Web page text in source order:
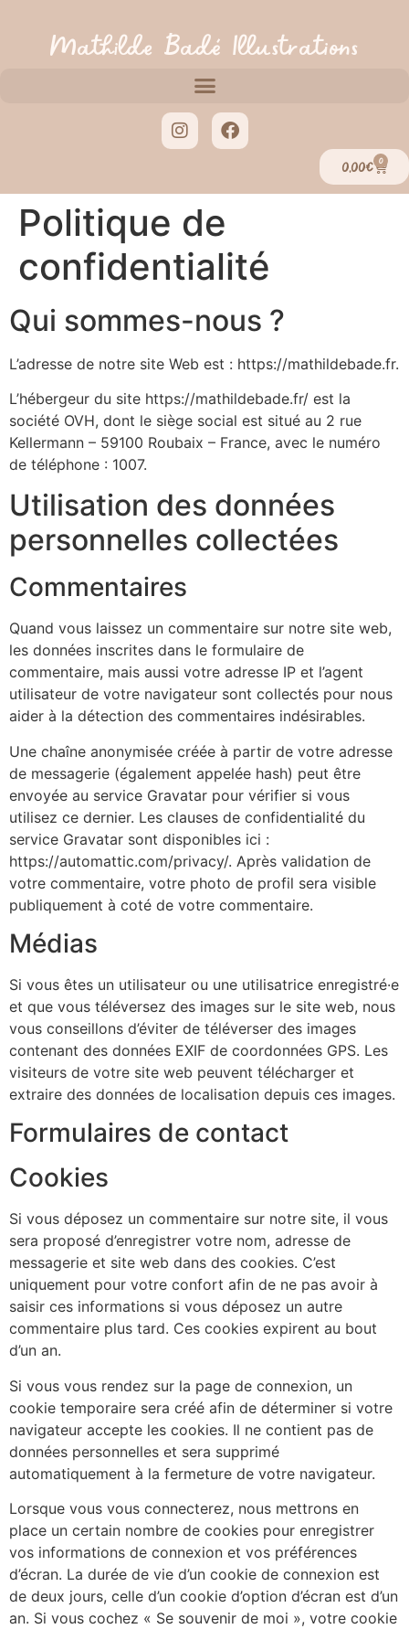
Mathilde Badé Illustrations
0,00€
0
Politique de
confidentialité
Qui sommes-nous ?
L’adresse de notre site Web est : https://mathildebade.fr.
L’hébergeur du site https://mathildebade.fr/ est la
société OVH, dont le siège social est situé au 2 rue
Kellermann – 59100 Roubaix – France, avec le numéro
de téléphone : 1007.
Utilisation des données
personnelles collectées
Commentaires
Quand vous laissez un commentaire sur notre site web,
les données inscrites dans le formulaire de
commentaire, mais aussi votre adresse IP et l’agent
utilisateur de votre navigateur sont collectés pour nous
aider à la détection des commentaires indésirables.
Une chaîne anonymisée créée à partir de votre adresse
de messagerie (également appelée hash) peut être
envoyée au service Gravatar pour vérifier si vous
utilisez ce dernier. Les clauses de confidentialité du
service Gravatar sont disponibles ici :
https://automattic.com/privacy/. Après validation de
votre commentaire, votre photo de profil sera visible
publiquement à coté de votre commentaire.
Médias
Si vous êtes un utilisateur ou une utilisatrice enregistré·e
et que vous téléversez des images sur le site web, nous
vous conseillons d’éviter de téléverser des images
contenant des données EXIF de coordonnées GPS. Les
visiteurs de votre site web peuvent télécharger et
extraire des données de localisation depuis ces images.
Formulaires de contact
Cookies
Si vous déposez un commentaire sur notre site, il vous
sera proposé d’enregistrer votre nom, adresse de
messagerie et site web dans des cookies. C’est
uniquement pour votre confort afin de ne pas avoir à
saisir ces informations si vous déposez un autre
commentaire plus tard. Ces cookies expirent au bout
d’un an.
Si vous vous rendez sur la page de connexion, un
cookie temporaire sera créé afin de déterminer si votre
navigateur accepte les cookies. Il ne contient pas de
données personnelles et sera supprimé
automatiquement à la fermeture de votre navigateur.
Lorsque vous vous connecterez, nous mettrons en
place un certain nombre de cookies pour enregistrer
vos informations de connexion et vos préférences
d’écran. La durée de vie d’un cookie de connexion est
de deux jours, celle d’un cookie d’option d’écran est d’un
an. Si vous cochez « Se souvenir de moi », votre cookie